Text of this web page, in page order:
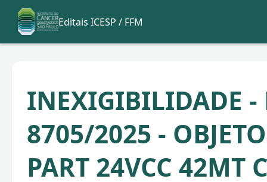
Editais ICESP / FFM
INEXIGIBILIDADE -
8705/2025 -
PART 24VCC 42MT